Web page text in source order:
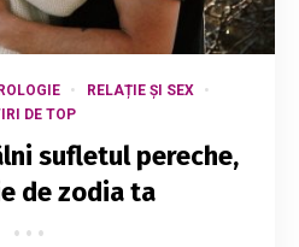
RELAȚIE ȘI SEX
DE TOP
sufletul pereche,
de zodia ta